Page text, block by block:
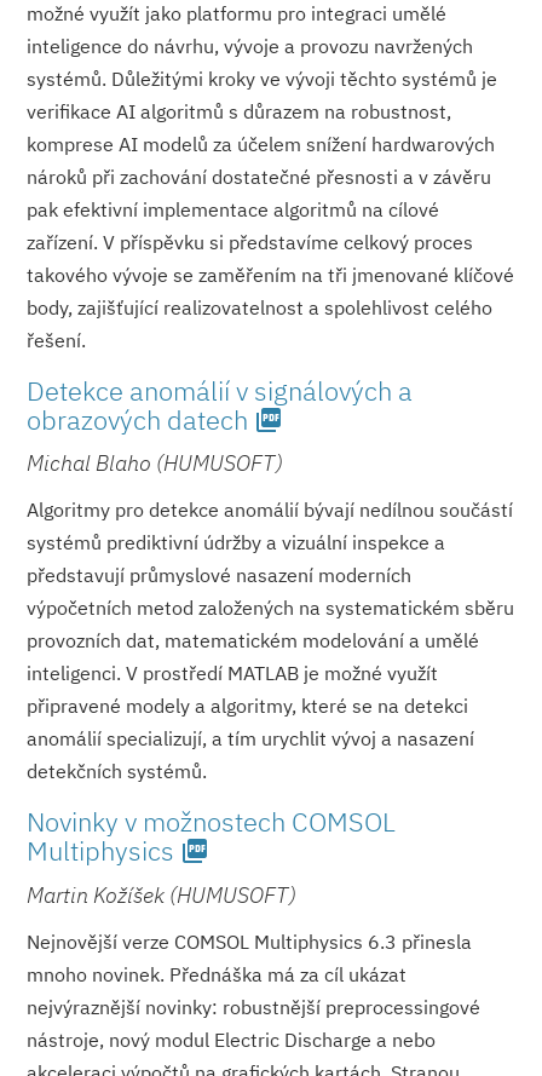
možné využít jako platformu pro integraci umělé
inteligence do návrhu, vývoje a provozu navržených
systémů. Důležitými kroky ve vývoji těchto systémů je
verifikace AI algoritmů s důrazem na robustnost,
komprese AI modelů za účelem snížení hardwarových
nároků při zachování dostatečné přesnosti a v závěru
pak efektivní implementace algoritmů na cílové
zařízení. V příspěvku si představíme celkový proces
takového vývoje se zaměřením na tři jmenované klíčové
body, zajišťující realizovatelnost a spolehlivost celého
řešení.
Detekce anomálií v signálových a
obrazových datech picture_as_pdf
Michal Blaho (HUMUSOFT)
Algoritmy pro detekce anomálií bývají nedílnou součástí
systémů prediktivní údržby a vizuální inspekce a
představují průmyslové nasazení moderních
výpočetních metod založených na systematickém sběru
provozních dat, matematickém modelování a umělé
inteligenci. V prostředí MATLAB je možné využít
připravené modely a algoritmy, které se na detekci
anomálií specializují, a tím urychlit vývoj a nasazení
detekčních systémů.
Novinky v možnostech COMSOL
Multiphysics picture_as_pdf
Martin Kožíšek (HUMUSOFT)
Nejnovější verze COMSOL Multiphysics 6.3 přinesla
mnoho novinek. Přednáška má za cíl ukázat
nejvýraznější novinky: robustnější preprocessingové
nástroje, nový modul Electric Discharge a nebo